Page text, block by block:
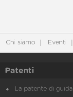
Chi siamo Eventi
Patenti
La patente di guida